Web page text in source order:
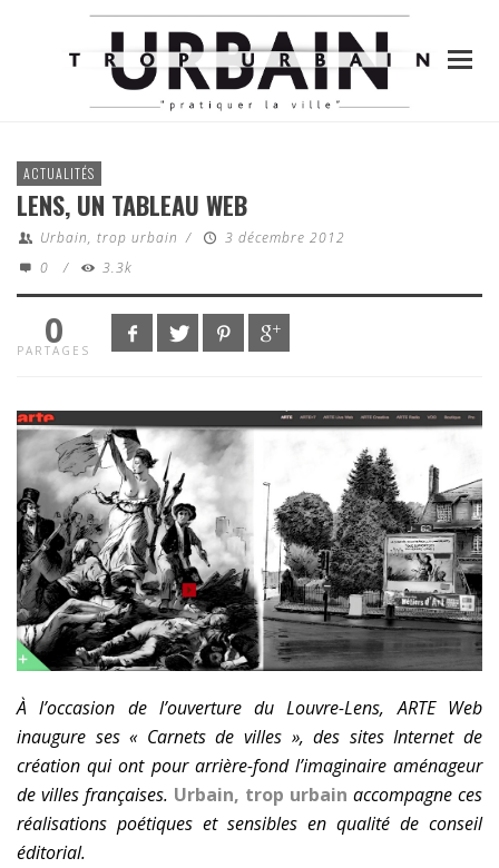
ACTUALITÉS
LENS, UN TABLEAU WEB
Urbain, trop urbain /
3 décembre 2012
0
/ 3.3k
0
PARTAGES
À l’occasion de l’ouverture du Louvre-Lens, ARTE Web
inaugure ses « Carnets de villes », des sites Internet de
création qui ont pour arrière-fond l’imaginaire aménageur
de villes françaises. Urbain, trop urbain accompagne ces
réalisations poétiques et sensibles en qualité de conseil
éditorial.